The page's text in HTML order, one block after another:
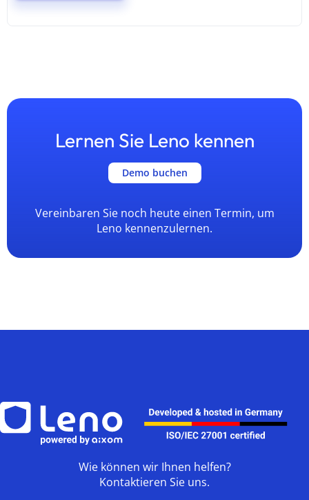
Lernen Sie Leno kennen
Demo buchen
Vereinbaren Sie noch heute einen Termin, um
Leno kennenzulernen.
Wie können wir Ihnen helfen?
Kontaktieren Sie uns.